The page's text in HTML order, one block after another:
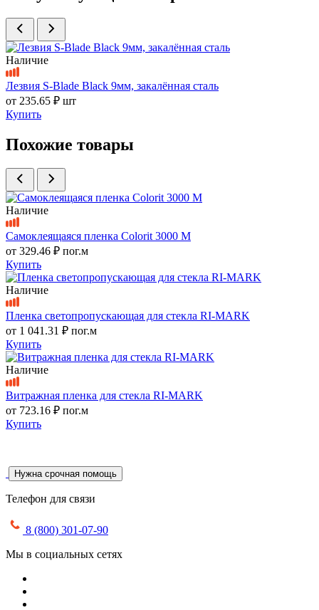
Наличие
Лезвия S-Blade Black 9мм, закалённая сталь
от 235.65 ₽ шт
Купить
Похожие товары
Наличие
Самоклеящаяся пленка Colorit 3000 M
от 329.46 ₽ пог.м
Купить
Наличие
Пленка светопропускающая для стекла RI-MARK
от 1 041.31 ₽ пог.м
Купить
Наличие
Витражная пленка для стекла RI-MARK
от 723.16 ₽ пог.м
Купить
Нужна срочная помощь
Телефон для связи
8 (800) 301-07-90
Мы в социальных сетях